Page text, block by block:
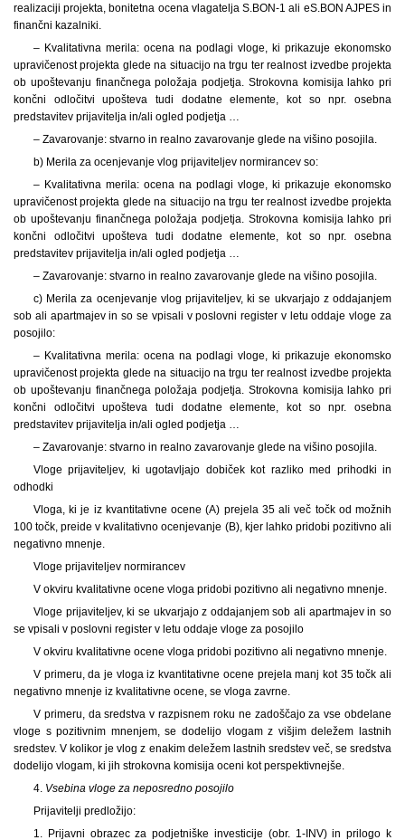
realizaciji projekta, bonitetna ocena vlagatelja S.BON-1 ali eS.BON AJPES in
finančni kazalniki.
– Kvalitativna merila: ocena na podlagi vloge, ki prikazuje ekonomsko
upravičenost projekta glede na situacijo na trgu ter realnost izvedbe projekta
ob upoštevanju finančnega položaja podjetja. Strokovna komisija lahko pri
končni odločitvi upošteva tudi dodatne elemente, kot so npr. osebna
predstavitev prijavitelja in/ali ogled podjetja …
– Zavarovanje: stvarno in realno zavarovanje glede na višino posojila.
b) Merila za ocenjevanje vlog prijaviteljev normirancev so:
– Kvalitativna merila: ocena na podlagi vloge, ki prikazuje ekonomsko
upravičenost projekta glede na situacijo na trgu ter realnost izvedbe projekta
ob upoštevanju finančnega položaja podjetja. Strokovna komisija lahko pri
končni odločitvi upošteva tudi dodatne elemente, kot so npr. osebna
predstavitev prijavitelja in/ali ogled podjetja …
– Zavarovanje: stvarno in realno zavarovanje glede na višino posojila.
c) Merila za ocenjevanje vlog prijaviteljev, ki se ukvarjajo z oddajanjem
sob ali apartmajev in so se vpisali v poslovni register v letu oddaje vloge za
posojilo:
– Kvalitativna merila: ocena na podlagi vloge, ki prikazuje ekonomsko
upravičenost projekta glede na situacijo na trgu ter realnost izvedbe projekta
ob upoštevanju finančnega položaja podjetja. Strokovna komisija lahko pri
končni odločitvi upošteva tudi dodatne elemente, kot so npr. osebna
predstavitev prijavitelja in/ali ogled podjetja …
– Zavarovanje: stvarno in realno zavarovanje glede na višino posojila.
Vloge prijaviteljev, ki ugotavljajo dobiček kot razliko med prihodki in
odhodki
Vloga, ki je iz kvantitativne ocene (A) prejela 35 ali več točk od možnih
100 točk, preide v kvalitativno ocenjevanje (B), kjer lahko pridobi pozitivno ali
negativno mnenje.
Vloge prijaviteljev normirancev
V okviru kvalitativne ocene vloga pridobi pozitivno ali negativno mnenje.
Vloge prijaviteljev, ki se ukvarjajo z oddajanjem sob ali apartmajev in so
se vpisali v poslovni register v letu oddaje vloge za posojilo
V okviru kvalitativne ocene vloga pridobi pozitivno ali negativno mnenje.
V primeru, da je vloga iz kvantitativne ocene prejela manj kot 35 točk ali
negativno mnenje iz kvalitativne ocene, se vloga zavrne.
V primeru, da sredstva v razpisnem roku ne zadoščajo za vse obdelane
vloge s pozitivnim mnenjem, se dodelijo vlogam z višjim deležem lastnih
sredstev. V kolikor je vlog z enakim deležem lastnih sredstev več, se sredstva
dodelijo vlogam, ki jih strokovna komisija oceni kot perspektivnejše.
4. Vsebina vloge za neposredno posojilo
Prijavitelji predložijo:
1. Prijavni obrazec za podjetniške investicije (obr. 1-INV) in prilogo k